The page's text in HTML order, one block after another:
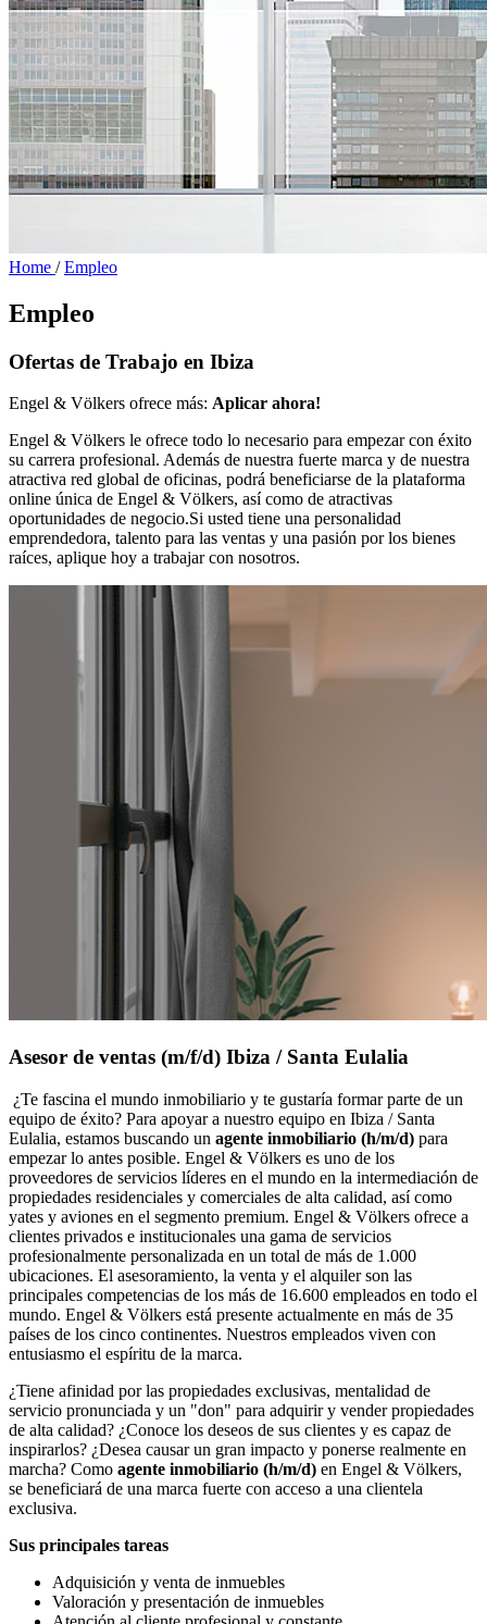
Home / Empleo
Empleo
Ofertas de Trabajo en Ibiza
Engel & Völkers ofrece más: Aplicar ahora!
Engel & Völkers le ofrece todo lo necesario para empezar con éxito
su carrera profesional. Además de nuestra fuerte marca y de nuestra
atractiva red global de oficinas, podrá beneficiarse de la plataforma
online única de Engel & Völkers, así como de atractivas
oportunidades de negocio.Si usted tiene una personalidad
emprendedora, talento para las ventas y una pasión por los bienes
raíces, aplique hoy a trabajar con nosotros.
Asesor de ventas (m/f/d) Ibiza / Santa Eulalia
¿Te fascina el mundo inmobiliario y te gustaría formar parte de un
equipo de éxito? Para apoyar a nuestro equipo en Ibiza / Santa
Eulalia, estamos buscando un agente inmobiliario (h/m/d) para
empezar lo antes posible. Engel & Völkers es uno de los
proveedores de servicios líderes en el mundo en la intermediación de
propiedades residenciales y comerciales de alta calidad, así como
yates y aviones en el segmento premium. Engel & Völkers ofrece a
clientes privados e institucionales una gama de servicios
profesionalmente personalizada en un total de más de 1.000
ubicaciones. El asesoramiento, la venta y el alquiler son las
principales competencias de los más de 16.600 empleados en todo el
mundo. Engel & Völkers está presente actualmente en más de 35
países de los cinco continentes. Nuestros empleados viven con
entusiasmo el espíritu de la marca.
¿Tiene afinidad por las propiedades exclusivas, mentalidad de
servicio pronunciada y un "don" para adquirir y vender propiedades
de alta calidad? ¿Conoce los deseos de sus clientes y es capaz de
inspirarlos? ¿Desea causar un gran impacto y ponerse realmente en
marcha? Como agente inmobiliario (h/m/d) en Engel & Völkers,
se beneficiará de una marca fuerte con acceso a una clientela
exclusiva.
Sus principales tareas
Adquisición y venta de inmuebles
Valoración y presentación de inmuebles